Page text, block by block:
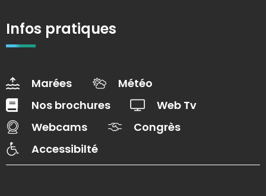
Infos pratiques
Marées
Météo
Nos brochures
Web Tv
Webcams
Congrès
Accessibilté